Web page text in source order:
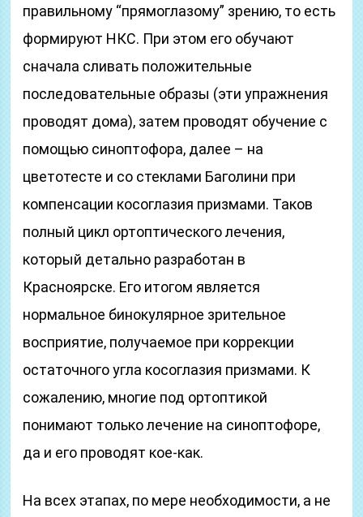
правильному “прямоглазому” зрению, то есть
формируют НКС. При этом его обучают
сначала сливать положительные
последовательные образы (эти упражнения
проводят дома), затем проводят обучение с
помощью синоптофора, далее – на
цветотесте и со стеклами Баголини при
компенсации косоглазия призмами. Таков
полный цикл ортоптического лечения,
который детально разработан в
Красноярске. Его итогом является
нормальное бинокулярное зрительное
восприятие, получаемое при коррекции
остаточного угла косоглазия призмами. К
сожалению, многие под ортоптикой
понимают только лечение на синоптофоре,
да и его проводят кое-как.
На всех этапах, по мере необходимости, а не